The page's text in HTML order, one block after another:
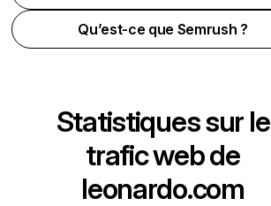
Qu’est-ce que Semrush ?
Statistiques sur le
trafic web de
leonardo.com